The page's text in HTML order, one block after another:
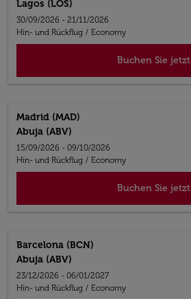
Lagos (LOS)
30/09/2026 - 21/11/2026
Hin- und Rückflug / Economy
Buchen Sie jetzt
Madrid (MAD)
Abuja (ABV)
15/09/2026 - 09/10/2026
Hin- und Rückflug / Economy
Buchen Sie jetzt
Barcelona (BCN)
Abuja (ABV)
23/12/2026 - 06/01/2027
Hin- und Rückflug / Economy